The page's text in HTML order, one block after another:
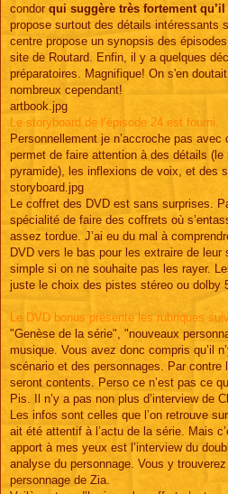
condor qui suggère très fortement
propose surtout des détails intéressants
centre propose un synopsis des
site de Routard. Enfin, il y a quelques
préparatoires. Magnifique! On s'en
nombreux cependant!
artbook.jpg
Le storyboard de l’épisode 24 est fourni.
Personnellement je n’accroche pas
permet de faire attention à des détails
pyramide), les inflexions de voix, et des
storyboard.jpg
Le coffret des DVD est sans surprises.
spécialité de faire des coffrets où
assez tordue. J’ai eu du mal à
DVD vers le bas pour les extraire de leur
simple si on ne souhaite pas les rayer.
juste le choix des pistes stéreo ou dolby
Le DVD bonus présente les rubriques
"Genèse de la série", "nouveaux
musique. Vous avez donc compris qu’il
scénario et des personnages. Par contre
seront contents. Perso ce n’est pas ce
Pis. Il n’y a pas non plus d’interview de
Les infos sont celles que l’on retrouve
ait été attentif à l’actu de la série. Mais
apport à mes yeux est l’interview du
analyse du personnage. Vous y
personnage de Zia.